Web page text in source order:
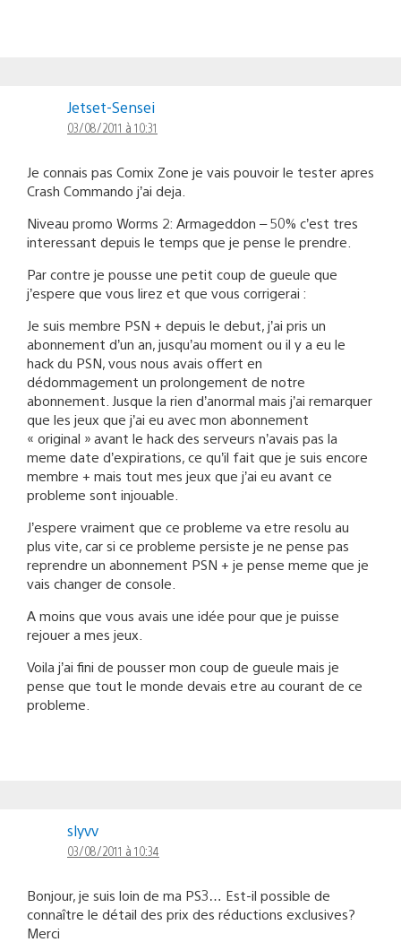
Jetset-Sensei
03/08/2011 à 10:31
Je connais pas Comix Zone je vais pouvoir le tester apres
Crash Commando j’ai deja.
Niveau promo Worms 2: Armageddon – 50% c’est tres
interessant depuis le temps que je pense le prendre.
Par contre je pousse une petit coup de gueule que
j’espere que vous lirez et que vous corrigerai :
Je suis membre PSN + depuis le debut, j’ai pris un
abonnement d’un an, jusqu’au moment ou il y a eu le
hack du PSN, vous nous avais offert en
dédommagement un prolongement de notre
abonnement. Jusque la rien d’anormal mais j’ai remarquer
que les jeux que j’ai eu avec mon abonnement
« original » avant le hack des serveurs n’avais pas la
meme date d’expirations, ce qu’il fait que je suis encore
membre + mais tout mes jeux que j’ai eu avant ce
probleme sont injouable.
J’espere vraiment que ce probleme va etre resolu au
plus vite, car si ce probleme persiste je ne pense pas
reprendre un abonnement PSN + je pense meme que je
vais changer de console.
A moins que vous avais une idée pour que je puisse
rejouer a mes jeux.
Voila j’ai fini de pousser mon coup de gueule mais je
pense que tout le monde devais etre au courant de ce
probleme.
slyvv
03/08/2011 à 10:34
Bonjour, je suis loin de ma PS3… Est-il possible de
connaître le détail des prix des réductions exclusives?
Merci